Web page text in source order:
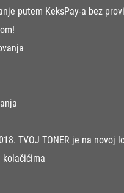
putem KeksPay-a bez
TVOJ TONER je na novoj
kolačićima